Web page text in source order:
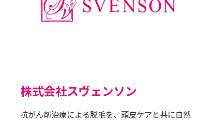
株式会社スヴェンソン
抗がん剤治療による脱毛を、頭皮ケアと共に自然